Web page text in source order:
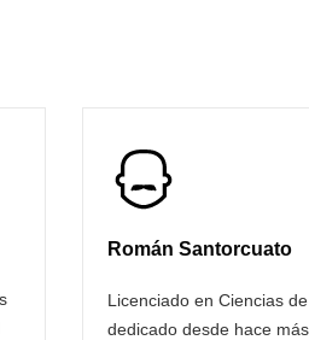
Román Santorcuato
Licenciado en Ciencias
dedicado desde hace